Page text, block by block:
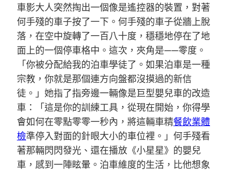
車影大人突然掏出一個像是遙控器的裝置，對著
何手殘的車子按了一下。何手殘的車子從牆上脫
落，在空中旋轉了一百八十度，穩穩地停在了地
面上的一個停車格中。這次，夾角是——零度。
「你被分配給我的泊車學徒了。如果泊車是一種
宗教，你就是那個連方向盤都沒摸過的新信
徒。」她指了指旁邊一輛像是巨型嬰兒車的改造
車：「這是你的訓練工具，從現在開始，你得學
會如何在零點零零一秒內，將這輛車精餐飲業體
檢準停入對面的針眼大小的車位裡。」何手殘看
著那輛閃閃發光、還在播放《小星星》的嬰兒
車，感到一陣眩暈。泊車維度的生活，比他想象